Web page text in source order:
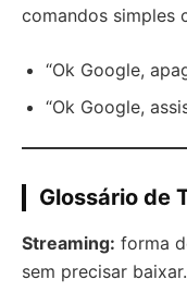
comandos simples
“Ok Google,
“Ok Google,
Glossário de
Streaming: forma
sem precisar baixar.